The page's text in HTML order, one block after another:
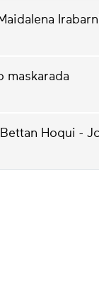
maskarada
Hoqui -